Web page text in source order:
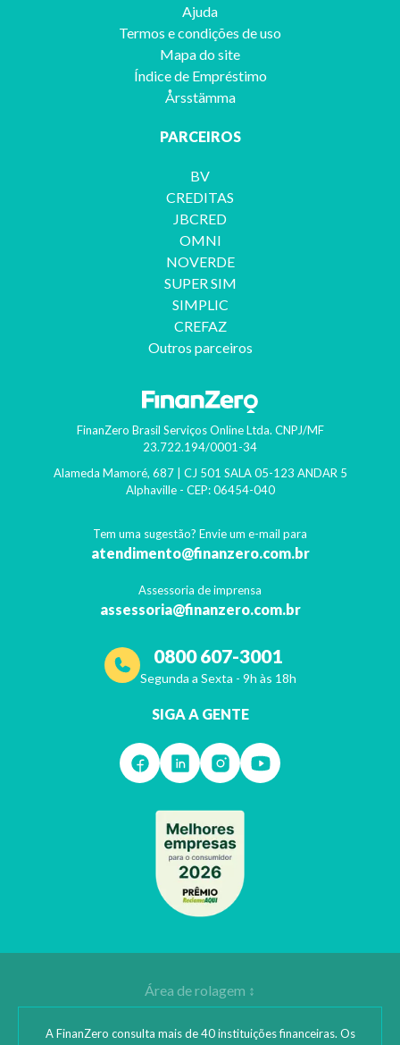
Ajuda
Termos e condições de uso
Mapa do site
Índice de Empréstimo
Årsstämma
PARCEIROS
BV
CREDITAS
JBCRED
OMNI
NOVERDE
SUPER SIM
SIMPLIC
CREFAZ
Outros parceiros
FinanZero Brasil Serviços Online Ltda. CNPJ/MF
23.722.194/0001-34
Alameda Mamoré, 687 | CJ 501 SALA 05-123 ANDAR 5
Alphaville- CEP: 06454-040
Tem uma sugestão? Envie um e-mail para
atendimento@finanzero.com.br
Assessoria de imprensa
assessoria@finanzero.com.br
0800 607-3001
Segunda a Sexta - 9h às 18h
SIGA A GENTE
A FinanZero consulta mais de 40 instituições financeiras. Os